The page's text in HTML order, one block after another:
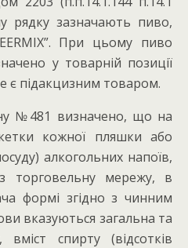
рядку зазначають пиво,
При цьому пиво
у товарній позиції
є підакцизним товаром.
№481 визначено, що на
кожної пляшки або
алкогольних напоїв,
торговельну мережу, в
формі згідно з чинним
вказуються загальна та
спирту (відсотків